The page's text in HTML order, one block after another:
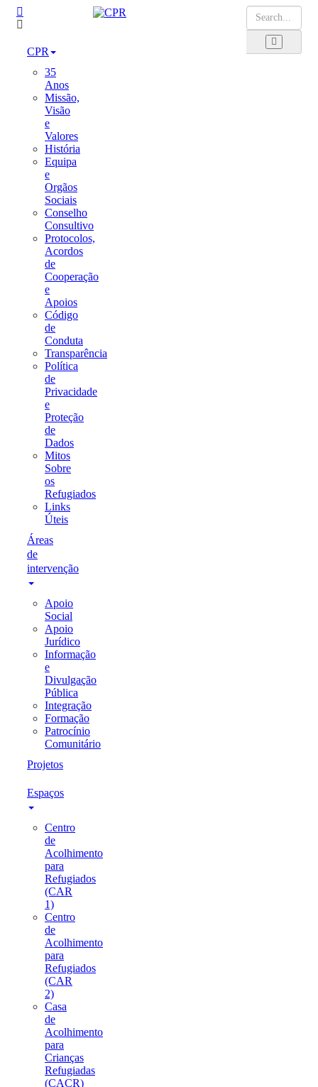
CPR
35
Anos
Missão,
Visão
e
Valores
História
Equipa
e
Orgãos
Sociais
Conselho
Consultivo
Protocolos,
Acordos
de
Cooperação
e
Apoios
Código
de
Conduta
Transparência
Política
de
Privacidade
e
Proteção
de
Dados
Mitos
Sobre
os
Refugiados
Links
Úteis
Áreas
de
intervenção
Apoio
Social
Apoio
Jurídico
Informação
e
Divulgação
Pública
Integração
Formação
Patrocínio
Comunitário
Projetos
Espaços
Centro
de
Acolhimento
para
Refugiados
(CAR
1)
Centro
de
Acolhimento
para
Refugiados
(CAR
2)
Casa
de
Acolhimento
para
Crianças
Refugiadas
(CACR)